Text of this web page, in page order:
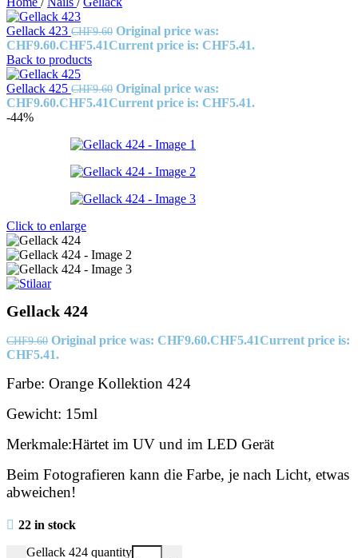
Gellack 423 CHF9.60 Original price was:
CHF9.60.CHF5.41Current price is: CHF5.41.
Back to products
Gellack 425 CHF9.60 Original price was:
CHF9.60.CHF5.41Current price is: CHF5.41.
-44%
Click to enlarge
Gellack 424
CHF9.60 Original price was: CHF9.60.CHF5.41Current price is:
CHF5.41.
Farbe: Orange Kollektion 424
Gewicht: 15ml
Merkmale:Härtet im UV und im LED Gerät
Beim Fotografieren kann die Farbe, je nach Licht, etwas
abweichen!
22 in stock
Gellack 424 quantity